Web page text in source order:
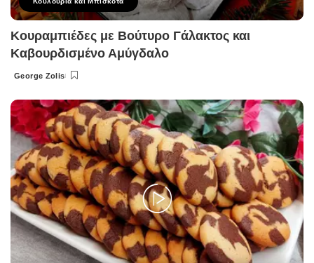
Κουραμπιέδες με Βούτυρο Γάλακτος και
Καβουρδισμένο Αμύγδαλο
Posted
George Zolis